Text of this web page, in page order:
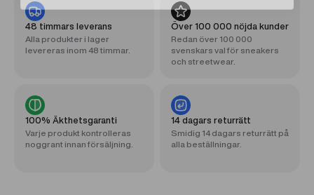
48 timmars leverans
Alla produkter i lager
levereras inom 48 timmar.
Över 100 000 nöjda kunder
Redan över 100 000
svenskars val för sneakers
och streetwear.
100% Äkthetsgaranti
Varje produkt kontrolleras
noggrant innan försäljning.
14 dagars returrätt
Smidig 14 dagars returrätt på
alla beställningar.